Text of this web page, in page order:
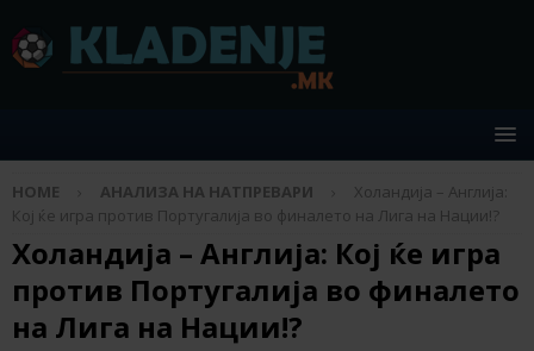
HOME АНАЛИЗА НА НАТПРЕВАРИ
Холандија – Англија:
Кој ќе игра против Португалија во финалето на Лига на Нации!?
Холандија – Англија: Кој ќе игра
против Португалија во финалето
на Лига на Нации!?